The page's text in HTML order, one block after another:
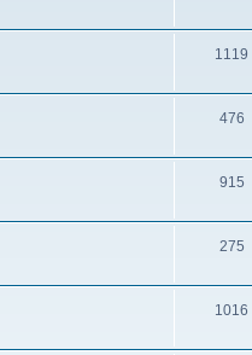
1119
476
915
275
1016